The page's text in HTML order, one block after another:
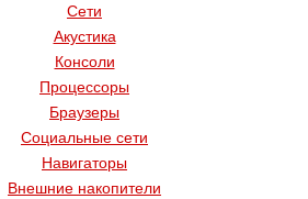
Сети
Акустика
Консоли
Процессоры
Браузеры
Социальные сети
Навигаторы
Внешние накопители